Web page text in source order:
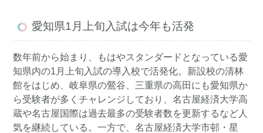
愛知県1月上旬入試は今年も活発
数年前から始まり、もはやスタンダードとなっている愛
知県内の1月上旬入試の導入校で活発化。新設校の清林
館をはじめ、岐阜県の鶯谷、三重県の高田にも愛知県か
ら受験者が多くチャレンジしており、名古屋経済大学高
蔵や名古屋国際は過去最多の受験者数を更新するなど人
気を継続している。一方で、名古屋経済大学市邨・星